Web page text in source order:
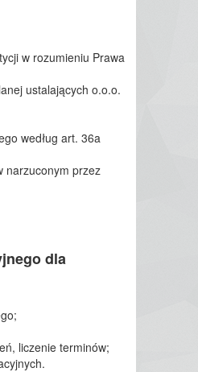
w rozumieniu Prawa
ustalających o.o.o.
według art. 36a
narzuconym przez
dla
liczenie terminów;